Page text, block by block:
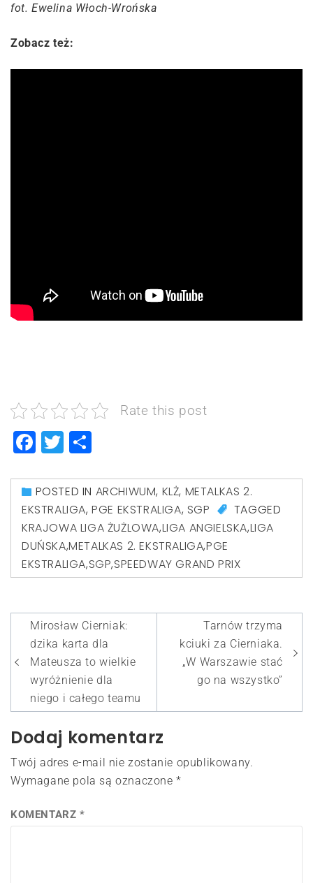
fot. Ewelina Włoch-Wrońska
Zobacz też:
Rate this post
Facebook
Twitter
POSTED IN ARCHIWUM, KLŻ, METALKAS 2.
EKSTRALIGA,PGE EKSTRALIGA, SGP
TAGGED
KRAJOWA LIGA ŻUŻLOWA,LIGA ANGIELSKA,LIGA
DUŃSKA,METALKAS 2. EKSTRALIGA,PGE
EKSTRALIGA,SGP,SPEEDWAY GRAND PRIX
Nawigacja
wpisu
Mirosław Cierniak:
dzika karta dla
Mateusza to wielkie
wyróżnienie dla
niego i całego teamu
Tarnów trzyma
kciuki za Cierniaka.
„W Warszawie stać
go na wszystko”
Dodaj komentarz
Twój adres e-mail nie zostanie opublikowany.
Wymagane pola są oznaczone*
KOMENTARZ *